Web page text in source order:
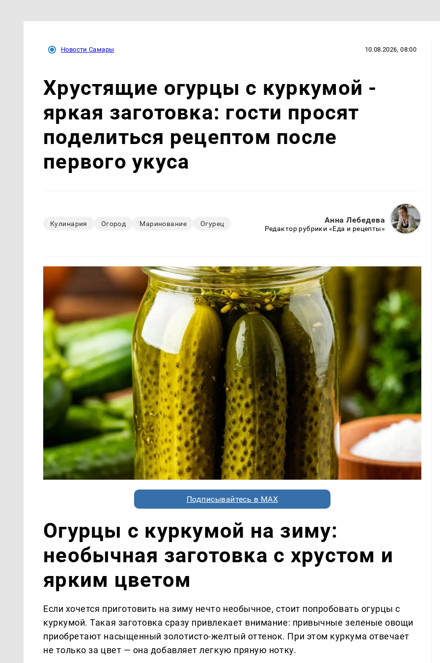
Новости Самары 10.08.2026, 08:00
Хрустящие огурцы с куркумой -
яркая заготовка: гости просят
поделиться рецептом после
первого укуса
Кулинария Огород Маринование Огурец Анна Лебедева
Редактор рубрики «Еда и рецепты»
Подписывайтесь в MAX
Огурцы с куркумой на зиму:
необычная заготовка с хрустом и
ярким цветом
Если хочется приготовить на зиму нечто необычное, стоит попробовать огурцы с
куркумой. Такая заготовка сразу привлекает внимание: привычные зеленые овощи
приобретают насыщенный золотисто-желтый оттенок. При этом куркума отвечает
не только за цвет — она добавляет легкую пряную нотку.